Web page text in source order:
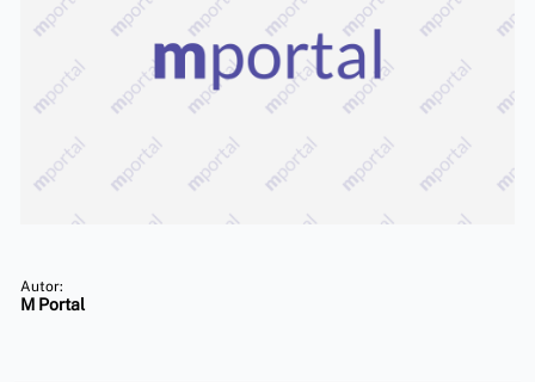
Autor:
M Portal